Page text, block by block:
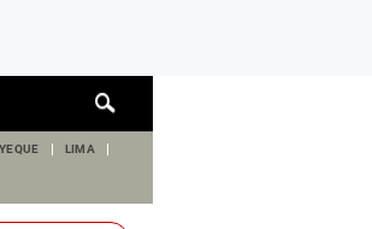
de
LIMA